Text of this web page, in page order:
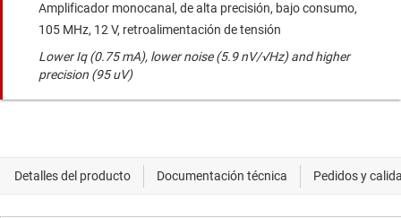
Amplificador monocanal, de alta precisión, bajo consumo,
105 MHz, 12 V, retroalimentación de tensión
Lower Iq (0.75 mA), lower noise (5.9 nV/√Hz) and higher
precision (95 uV)